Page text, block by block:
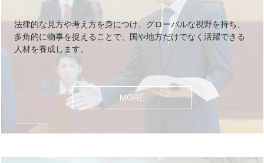
法律的な見方や考え方を身につけ、グローバルな視野を持ち、
多角的に物事を捉えることで、国や地方だけでなく活躍できる
人材を養成します。
MORE